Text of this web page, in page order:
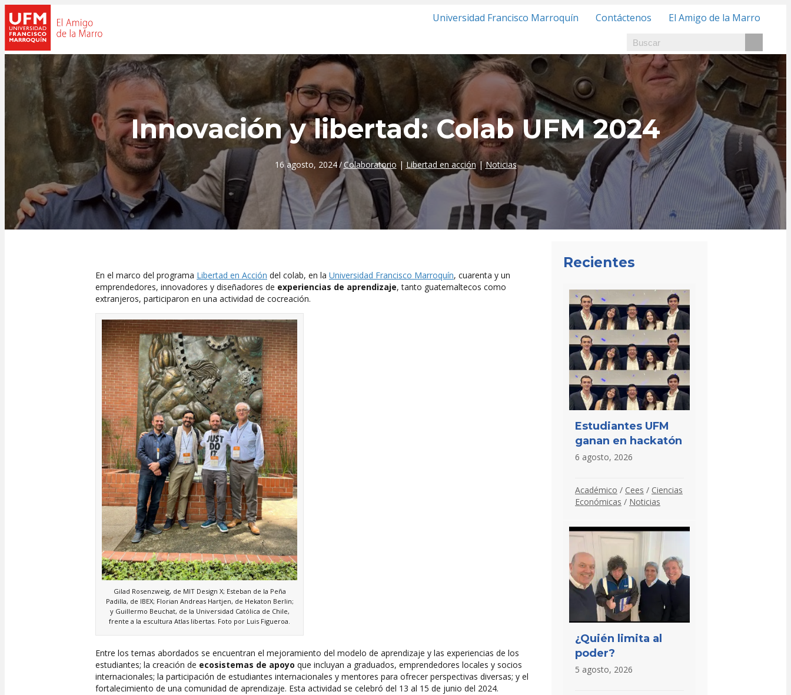
Universidad Francisco Marroquín Contáctenos El Amigo de la Marro
Innovación y libertad: Colab UFM 2024
16 agosto, 2024/Colaboratorio |Libertad en acción|Noticias
En el marco del programa Libertad en Acción del colab, en la Universidad Francisco Marroquín, cuarenta y un
emprendedores, innovadores y diseñadores de experiencias de aprendizaje, tanto guatemaltecos como
extranjeros, participaron en una actividad de cocreación.
Gilad Rosenzweig, de MIT Design X; Esteban de la Peña
Padilla, de IBEX; Florian Andreas Hartjen, de Hekaton Berlin;
y Guillermo Beuchat, de la Universidad Católica de Chile,
frente a la escultura Atlas libertas. Foto por Luis Figueroa.
Entre los temas abordados se encuentran el mejoramiento del modelo de aprendizaje y las experiencias de los
estudiantes; la creación de ecosistemas de apoyo que incluyan a graduados, emprendedores locales y socios
internacionales; la participación de estudiantes internacionales y mentores para ofrecer perspectivas diversas; y el
fortalecimiento de una comunidad de aprendizaje. Esta actividad se celebró del 13 al 15 de junio del 2024.
Recientes
Estudiantes UFM
ganan en hackatón
6 agosto, 2026
Académico / Cees / Ciencias
Económicas / Noticias
¿Quién limita al
poder?
5 agosto, 2026